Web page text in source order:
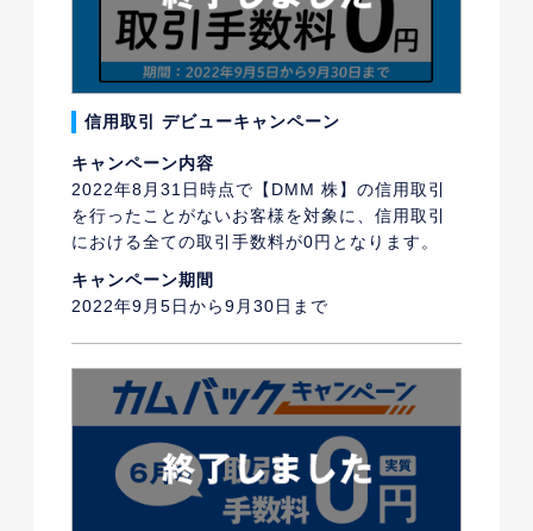
信用取引 デビューキャンペーン
キャンペーン内容
2022年8月31日時点で【DMM 株】の信用取引
を行ったことがないお客様を対象に、信用取引
における全ての取引手数料が0円となります。
キャンペーン期間
2022年9月5日から9月30日まで